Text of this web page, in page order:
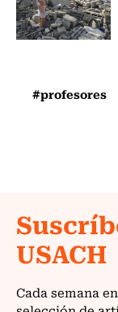
#profesores